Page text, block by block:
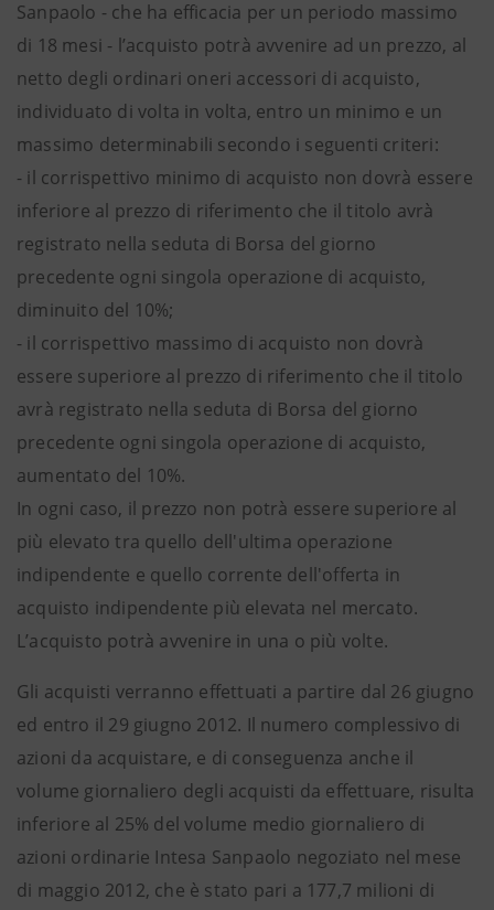
Sanpaolo - che ha efficacia per un periodo massimo
di 18 mesi - l’acquisto potrà avvenire ad un prezzo, al
netto degli ordinari oneri accessori di acquisto,
individuato di volta in volta, entro un minimo e un
massimo determinabili secondo i seguenti criteri:
- il corrispettivo minimo di acquisto non dovrà essere
inferiore al prezzo di riferimento che il titolo avrà
registrato nella seduta di Borsa del giorno
precedente ogni singola operazione di acquisto,
diminuito del 10%;
- il corrispettivo massimo di acquisto non dovrà
essere superiore al prezzo di riferimento che il titolo
avrà registrato nella seduta di Borsa del giorno
precedente ogni singola operazione di acquisto,
aumentato del 10%.
In ogni caso, il prezzo non potrà essere superiore al
più elevato tra quello dell'ultima operazione
indipendente e quello corrente dell'offerta in
acquisto indipendente più elevata nel mercato.
L’acquisto potrà avvenire in una o più volte.
Gli acquisti verranno effettuati a partire dal 26 giugno
ed entro il 29 giugno 2012. Il numero complessivo di
azioni da acquistare, e di conseguenza anche il
volume giornaliero degli acquisti da effettuare, risulta
inferiore al 25% del volume medio giornaliero di
azioni ordinarie Intesa Sanpaolo negoziato nel mese
di maggio 2012, che è stato pari a 177,7 milioni di